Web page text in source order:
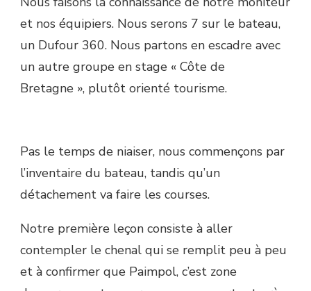
et nos équipiers. Nous serons 7 sur le bateau,
un Dufour 360. Nous partons en escadre avec
un autre groupe en stage « Côte de
Bretagne », plutôt orienté tourisme.
Pas le temps de niaiser, nous commençons par
l’inventaire du bateau, tandis qu’un
détachement va faire les courses.
Notre première leçon consiste à aller
contempler le chenal qui se remplit peu à peu
et à confirmer que Paimpol, c’est zone